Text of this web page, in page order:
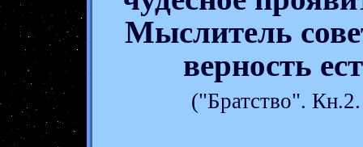
Мыслитель
верность
("Братство".